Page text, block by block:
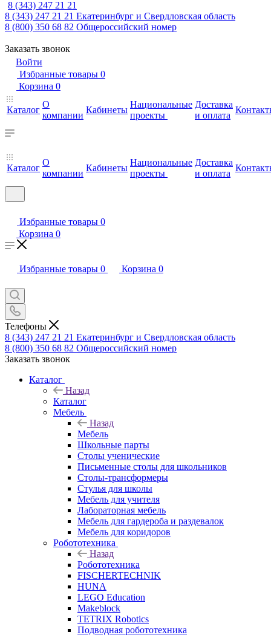
8 (343) 247 21 21
8 (343) 247 21 21 Екатеринбург и Свердловская область
8 (800) 350 68 82 Общероссийский номер
Заказать звонок
Войти
Избранные товары 0
Корзина 0
Каталог
О
компании
Кабинеты
Национальные
проекты
Доставка
и оплата
Каталог
О
компании
Кабинеты
Национальные
проекты
Доставка
и оплата
Избранные товары 0
Корзина 0
Избранные товары 0 Корзина 0
Телефоны
8 (343) 247 21 21 Екатеринбург и Свердловская область
8 (800) 350 68 82 Общероссийский номер
Заказать звонок
Каталог
Назад
Каталог
Мебель
Назад
Мебель
Школьные парты
Столы ученические
Письменные столы для школьников
Столы-трансформеры
Стулья для школы
Мебель для учителя
Лабораторная мебель
Мебель для гардероба и раздевалок
Мебель для коридоров
Робототехника
Назад
Робототехника
FISCHERTECHNIK
HUNA
LEGO Education
Makeblock
TETRIX Robotics
Подводная робототехника